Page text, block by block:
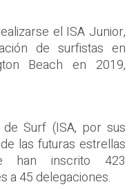
el ISA Junior,
de surfistas en
Beach en 2019,
Surf (ISA, por sus
las futuras estrellas
han inscrito 423
a 45 delegaciones.